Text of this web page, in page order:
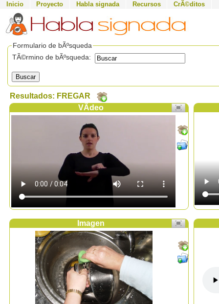
Inicio Proyecto Habla signada Recursos CrÃ©ditos
Formulario de bÃºsqueda
TÃ©rmino de bÃºsqueda:
Buscar
Resultados: FREGAR
VÃ­deo
Imagen